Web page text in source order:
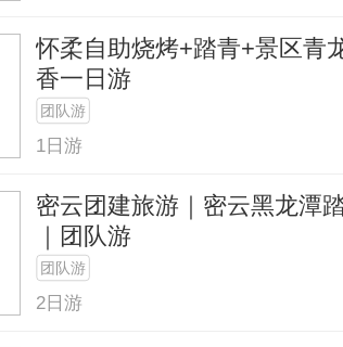
怀柔自助烧烤+踏青+景区青
香一日游
团队游
1日游
密云团建旅游｜密云黑龙潭
｜团队游
团队游
2日游